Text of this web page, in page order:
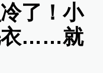
了！小
衣……就